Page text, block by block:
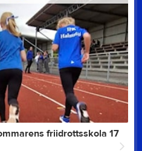
friidrottsskola 17